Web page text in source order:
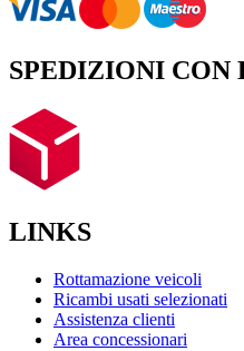
SPEDIZIONI CON
LINKS
Rottamazione veicoli
Ricambi usati selezionati
Assistenza clienti
Area concessionari